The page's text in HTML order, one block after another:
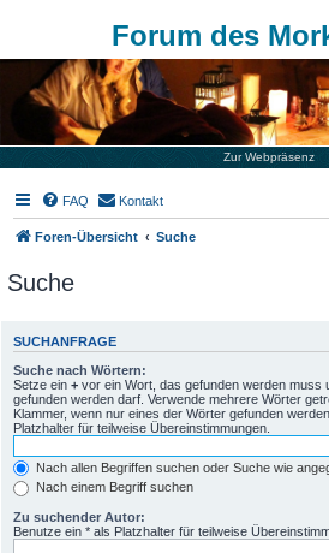
Forum des
Zur Webpräsenz
FAQ Kontakt
Foren-Übersicht Suche
Suche
SUCHANFRAGE
Suche nach Wörtern:
Setze ein + vor ein Wort, das gefunden werden muss
gefunden werden darf. Verwende mehrere Wörter
Klammer, wenn nur eines der Wörter gefunden
Platzhalter für teilweise Übereinstimmungen.
Nach allen Begriffen suchen oder Suche wie
Nach einem Begriff suchen
Zu suchender Autor:
Benutze ein * als Platzhalter für teilweise